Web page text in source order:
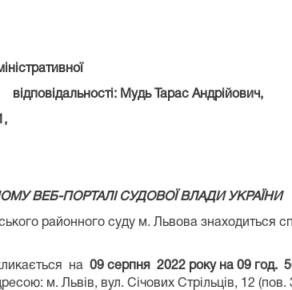
Мудь Тарас Андрійович,
ВЕБ-ПОРТАЛІ СУДОВОЇ ВЛАДИ УКРАЇНИ
районного суду м. Львова знаходиться
на 09 серпня 2022 року на 09 год.
м. Львів, вул. Січових Стрільців, 12 (пов.